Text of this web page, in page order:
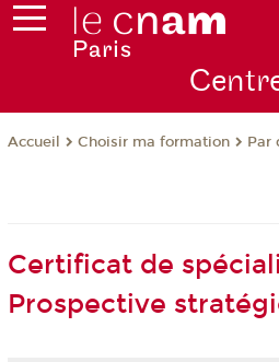
Accueil Choisir ma formation Par
Certificat de
Prospective